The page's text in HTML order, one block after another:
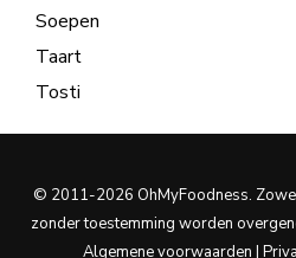
Soepen
Taart
Tosti
© 2011-2026 OhMyFoodness.
zonder toestemming worden
Algemene voorwaarden |